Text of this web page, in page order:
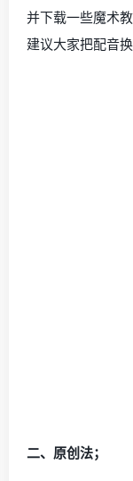
并下载一些魔术
建议大家把配音
二、原创法；